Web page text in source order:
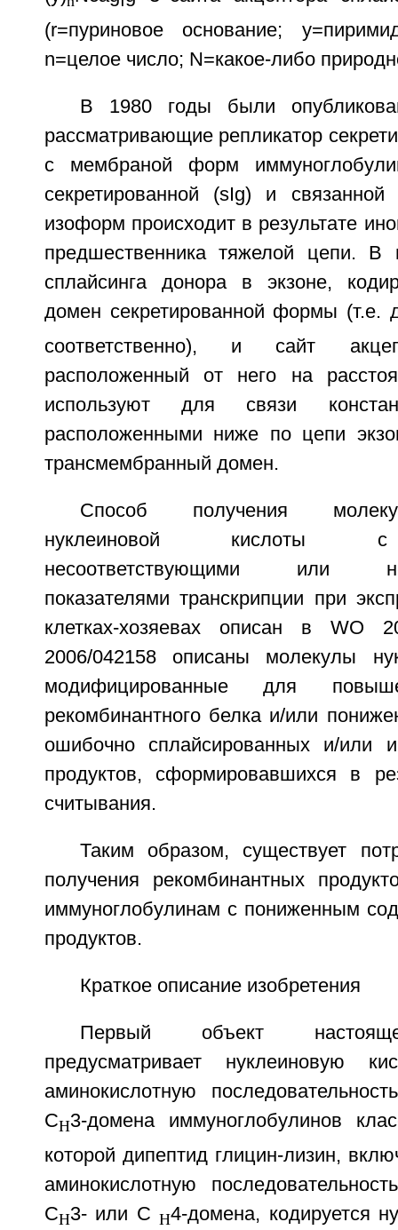
(r=пуриновое основание;
n=целое число; N=какое-либо
В 1980 годы были
рассматривающие репликатор
с мембраной форм
секретированной (sIg) и
изоформ происходит в результате
предшественника тяжелой цепи. В
сплайсинга донора в экзоне,
домен секретированной формы (т.е.
соответственно), и сайт
расположенный от него на
используют для связи
расположенными ниже по цепи
трансмембранный домен.
Способ получения
нуклеиновой кислоты с
несоответствующими или
показателями транскрипции при
клетках-хозяевах описан в WO
2006/042158 описаны молекулы
модифицированные для
рекомбинантного белка и/или
ошибочно сплайсированных и/или
продуктов, сформировавшихся в
считывания.
Таким образом, существует
получения рекомбинантных
иммуноглобулинам с пониженным
продуктов.
Краткое описание изобретения
Первый объект
предусматривает нуклеиновую
аминокислотную
CH3-домена иммуноглобулинов
которой дипептид глицин-лизин,
аминокислотную
CH3- или C H4-домена, кодируется